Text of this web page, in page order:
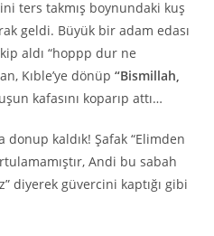
ters takmış boynundaki kuş
geldi. Büyük bir adam edası
aldı “hoppp dur ne
Kıble’ye dönüp“Bismillah,
kafasını koparıp attı…
donup kaldık! Şafak “Elimden
Andi bu sabah
diyerek güvercini kaptığı gibi